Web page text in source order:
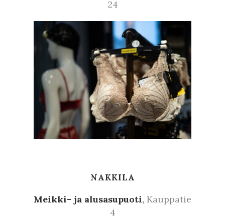
24
NAKKILA
Meikki- ja alusasupuoti, Kauppatie
4